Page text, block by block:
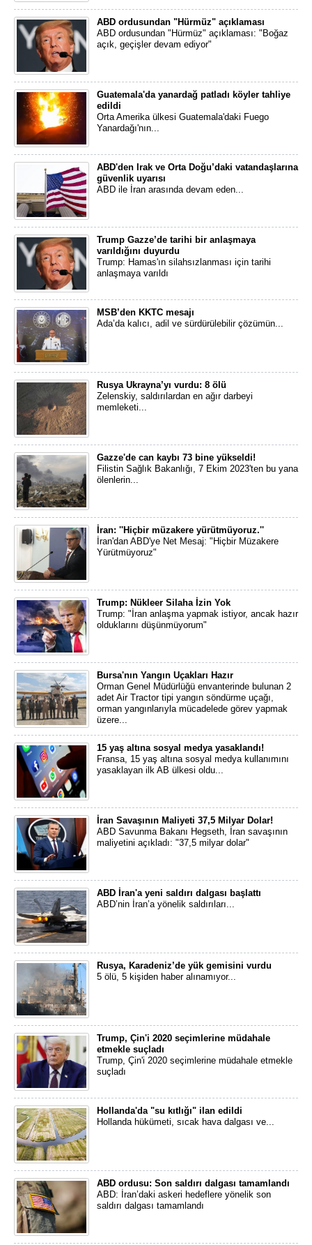
ABD ordusundan "Hürmüz" açıklaması
ABD ordusundan "Hürmüz" açıklaması: "Boğaz
açık, geçişler devam ediyor"
Guatemala'da yanardağ patladı köyler tahliye
edildi
Orta Amerika ülkesi Guatemala'daki Fuego
Yanardağı'nın...
ABD'den Irak ve Orta Doğu’daki vatandaşlarına
güvenlik uyarısı
ABD ile İran arasında devam eden...
Trump Gazze’de tarihi bir anlaşmaya
varıldığını duyurdu
Trump: Hamas'ın silahsızlanması için tarihi
anlaşmaya varıldı
MSB’den KKTC mesajı
Ada’da kalıcı, adil ve sürdürülebilir çözümün...
Rusya Ukrayna’yı vurdu: 8 ölü
Zelenskiy, saldırılardan en ağır darbeyi
memleketi...
Gazze'de can kaybı 73 bine yükseldi!
Filistin Sağlık Bakanlığı, 7 Ekim 2023'ten bu yana
ölenlerin...
İran: ''Hiçbir müzakere yürütmüyoruz.''
İran'dan ABD'ye Net Mesaj: "Hiçbir Müzakere
Yürütmüyoruz"
Trump: Nükleer Silaha İzin Yok
Trump: "İran anlaşma yapmak istiyor, ancak hazır
olduklarını düşünmüyorum"
Bursa'nın Yangın Uçakları Hazır
Orman Genel Müdürlüğü envanterinde bulunan 2
adet Air Tractor tipi yangın söndürme uçağı,
orman yangınlarıyla mücadelede görev yapmak
üzere...
15 yaş altına sosyal medya yasaklandı!
Fransa, 15 yaş altına sosyal medya kullanımını
yasaklayan ilk AB ülkesi oldu...
İran Savaşının Maliyeti 37,5 Milyar Dolar!
ABD Savunma Bakanı Hegseth, İran savaşının
maliyetini açıkladı: "37,5 milyar dolar"
ABD İran'a yeni saldırı dalgası başlattı
ABD’nin İran’a yönelik saldırıları...
Rusya, Karadeniz’de yük gemisini vurdu
5 ölü, 5 kişiden haber alınamıyor...
Trump, Çin'i 2020 seçimlerine müdahale
etmekle suçladı
Trump, Çin'i 2020 seçimlerine müdahale etmekle
suçladı
Hollanda'da "su kıtlığı" ilan edildi
Hollanda hükümeti, sıcak hava dalgası ve...
ABD ordusu: Son saldırı dalgası tamamlandı
ABD: İran’daki askeri hedeflere yönelik son
saldırı dalgası tamamlandı